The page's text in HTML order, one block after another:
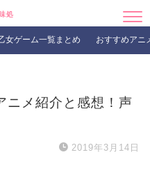
処
女ゲーム一覧まとめ おすすめアニ
ニメ紹介と感想！声
2019年3月14日